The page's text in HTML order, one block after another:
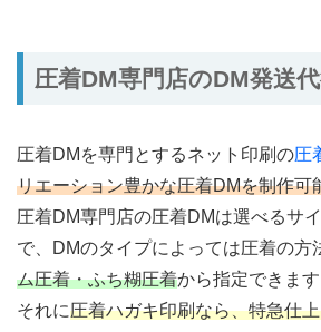
圧着DM専門店のDM発送
圧着DMを専門とするネット印刷の圧
リエーション豊かな圧着DMを制作可
圧着DM専門店の圧着DMは選べるサ
で、DMのタイプによっては圧着の方
ム圧着・ふち糊圧着から指定できます
それに圧着ハガキ印刷なら、特急仕